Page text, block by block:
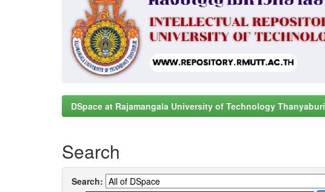
DSpace at Rajamangala University of Technology Thanyaburi
Search
Search: